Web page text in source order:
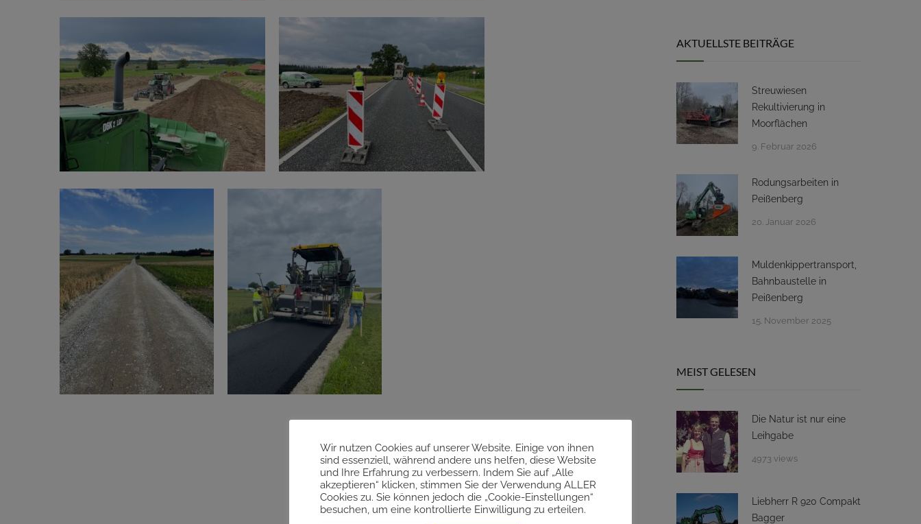
AKTUELLSTE BEITRÄGE
Streuwiesen
Rekultivierung in
Moorflächen
9. Februar 2026
Rodungsarbeiten in
Peißenberg
20. Januar 2026
Muldenkippertransport,
Bahnbaustelle in
Peißenberg
15. November 2025
MEIST GELESEN
Die Natur ist nur eine
Leihgabe
4973 views
Liebherr R 920 Compakt
Bagger
Wir nutzen Cookies auf unserer Website. Einige von ihnen
sind essenziell, während andere uns helfen, diese Website
und Ihre Erfahrung zu verbessern. Indem Sie auf „Alle
akzeptieren“ klicken, stimmen Sie der Verwendung ALLER
Cookies zu. Sie können jedoch die „Cookie-Einstellungen“
besuchen, um eine kontrollierte Einwilligung zu erteilen.